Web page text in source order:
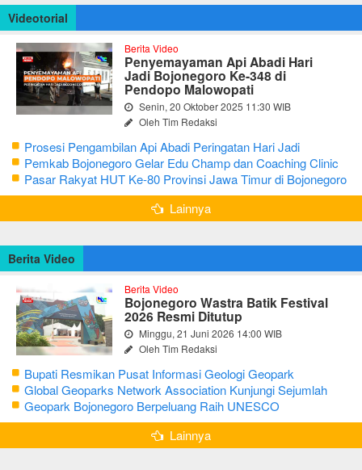
Videotorial
Berita Video
Penyemayaman Api Abadi Hari
Jadi Bojonegoro Ke-348 di
Pendopo Malowopati
Senin, 20 Oktober 2025 11:30 WIB
Oleh Tim Redaksi
Prosesi Pengambilan Api Abadi Peringatan Hari Jadi
Bojonegoro Ke-348
Pemkab Bojonegoro Gelar Edu Champ dan Coaching Clinic
Seni Reog dan Jaranan
Pasar Rakyat HUT Ke-80 Provinsi Jawa Timur di Bojonegoro
Lainnya
Berita Video
Berita Video
Bojonegoro Wastra Batik Festival
2026 Resmi Ditutup
Minggu, 21 Juni 2026 14:00 WIB
Oleh Tim Redaksi
Bupati Resmikan Pusat Informasi Geologi Geopark
Bojonegoro
Global Geoparks Network Association Kunjungi Sejumlah
Geosite di Bojonegoro
Geopark Bojonegoro Berpeluang Raih UNESCO
Global Geopark
Lainnya